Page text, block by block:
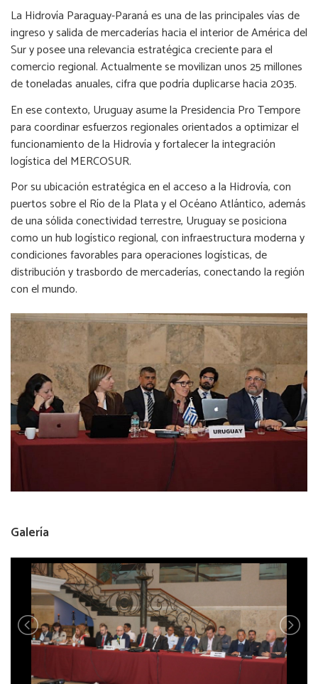
La Hidrovía Paraguay-Paraná es una de las principales vías de
ingreso y salida de mercaderías hacia el interior de América del
Sur y posee una relevancia estratégica creciente para el
comercio regional. Actualmente se movilizan unos 25 millones
de toneladas anuales, cifra que podría duplicarse hacia 2035.
En ese contexto, Uruguay asume la Presidencia Pro Tempore
para coordinar esfuerzos regionales orientados a optimizar el
funcionamiento de la Hidrovía y fortalecer la integración
logística del MERCOSUR.
Por su ubicación estratégica en el acceso a la Hidrovía, con
puertos sobre el Río de la Plata y el Océano Atlántico, además
de una sólida conectividad terrestre, Uruguay se posiciona
como un hub logístico regional, con infraestructura moderna y
condiciones favorables para operaciones logísticas, de
distribución y trasbordo de mercaderías, conectando la región
con el mundo.
Galería